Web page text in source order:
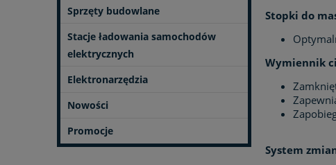
Sprzęty budowlane
Stacje ładowania samochodów
elektrycznych
Elektronarzędzia
Nowości
Promocje
Stopki do
Wymiennik
System